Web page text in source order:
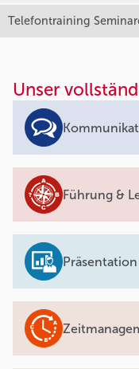
Telefontraining
Unser
Führung &